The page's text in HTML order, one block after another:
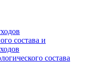
состава и
состава